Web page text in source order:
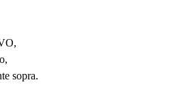
sopra.